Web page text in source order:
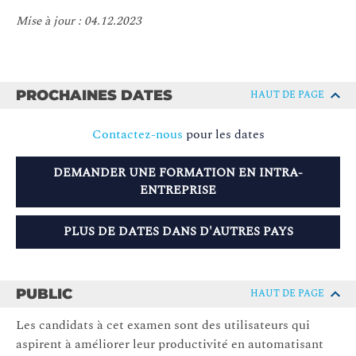
Mise à jour : 04.12.2023
PROCHAINES DATES HAUT DE PAGE
Contactez-nous pour les dates
DEMANDER UNE FORMATION EN INTRA-
ENTREPRISE
PLUS DE DATES DANS D'AUTRES PAYS
PUBLIC HAUT DE PAGE
Les candidats à cet examen sont des utilisateurs qui
aspirent à améliorer leur productivité en automatisant